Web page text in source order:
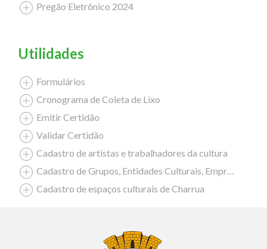
Pregão Eletrônico 2024
Utilidades
Formulários
Cronograma de Coleta de Lixo
Emitir Certidão
Validar Certidão
Cadastro de artistas e trabalhadores da cultura
Cadastro de Grupos, Entidades Culturais, Empresas Culturais
Cadastro de espaços culturais de Charrua